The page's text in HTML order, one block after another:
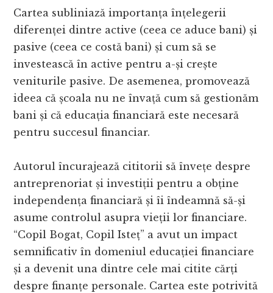
Cartea subliniază importanța înțelegerii
diferenței dintre active (ceea ce aduce bani) și
pasive (ceea ce costă bani) și cum să se
investească în active pentru a-și crește
veniturile pasive. De asemenea, promovează
ideea că școala nu ne învață cum să gestionăm
bani și că educația financiară este necesară
pentru succesul financiar.
Autorul încurajează cititorii să învețe despre
antreprenoriat și investiții pentru a obține
independența financiară și îi îndeamnă să-și
asume controlul asupra vieții lor financiare.
“Copil Bogat, Copil Isteț” a avut un impact
semnificativ în domeniul educației financiare
și a devenit una dintre cele mai citite cărți
despre finanțe personale. Cartea este potrivită